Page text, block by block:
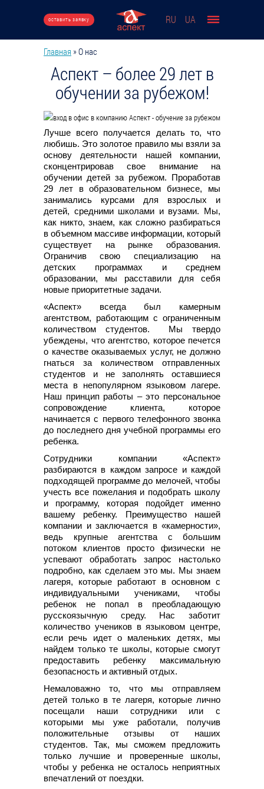
оставить заявку RU UA
Вы здесь
Главная »О нас
Аспект – более 29 лет в
обучении за рубежом!
Лучше всего получается делать то, что
любишь. Это золотое правило мы взяли за
основу деятельности нашей компании,
сконцентрировав свое внимание на
обучении детей за рубежом. Проработав
29 лет в образовательном бизнесе, мы
занимались курсами для взрослых и
детей, средними школами и вузами. Мы,
как никто, знаем, как сложно разбираться
в объемном массиве информации, который
существует на рынке образования.
Ограничив свою специализацию на
детских программах и среднем
образовании, мы расставили для себя
новые приоритетные задачи.
«Аспект» всегда был камерным
агентством, работающим с ограниченным
количеством студентов. Мы твердо
убеждены, что агентство, которое печется
о качестве оказываемых услуг, не должно
гнаться за количеством отправленных
студентов и не заполнять оставшиеся
места в непопулярном языковом лагере.
Наш принцип работы – это персональное
сопровождение клиента, которое
начинается с первого телефонного звонка
до последнего дня учебной программы его
ребенка.
Сотрудники компании «Аспект»
разбираются в каждом запросе и каждой
подходящей программе до мелочей, чтобы
учесть все пожелания и подобрать школу
и программу, которая подойдет именно
вашему ребенку. Преимущество нашей
компании и заключается в «камерности»,
ведь крупные агентства с большим
потоком клиентов просто физически не
успевают обработать запрос настолько
подробно, как сделаем это мы. Мы знаем
лагеря, которые работают в основном с
индивидуальными учениками, чтобы
ребенок не попал в преобладающую
русскоязычную среду. Нас заботит
количество учеников в языковом центре,
если речь идет о маленьких детях, мы
найдем только те школы, которые смогут
предоставить ребенку максимальную
безопасность и активный отдых.
Немаловажно то, что мы отправляем
детей только в те лагеря, которые лично
посещали наши сотрудники или с
которыми мы уже работали, получив
положительные отзывы от наших
студентов. Так, мы сможем предложить
только лучшие и проверенные школы,
чтобы у ребенка не осталось неприятных
впечатлений от поездки.